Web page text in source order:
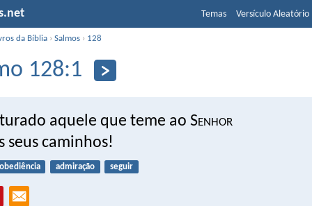
Temas Versículo Aleatório
da Bíblia ›Salmos › 128
128:1
aquele que teme ao Senhor
seus caminhos!
admiração seguir